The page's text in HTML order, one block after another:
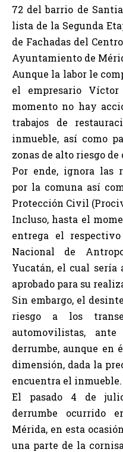
72 del barrio de
lista de la Segunda
de Fachadas del
Ayuntamiento de
Aunque la labor le
el empresario Víctor
momento no hay
trabajos de
inmueble, así como
zonas de alto riesgo de
Por ende, ignora las
por la comuna así
Protección Civil
Incluso, hasta el
entrega el
Nacional de
Yucatán, el cual sería
aprobado para su
Sin embargo, el
riesgo a los
automovilistas,
derrumbe, aunque en
dimensión, dada la
encuentra el inmueble.
El pasado 4 de
derrumbe ocurrido
Mérida, en esta
una parte de la